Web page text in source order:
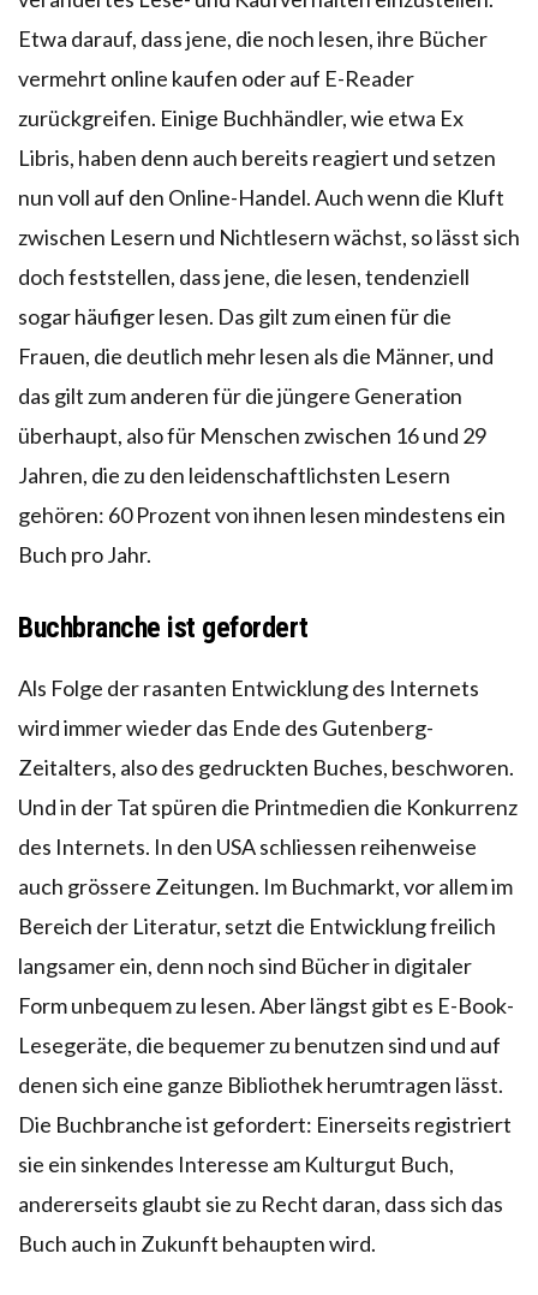
Etwa darauf, dass jene, die noch lesen, ihre Bücher
vermehrt online kaufen oder auf E-Reader
zurückgreifen. Einige Buchhändler, wie etwa Ex
Libris, haben denn auch bereits reagiert und setzen
nun voll auf den Online-Handel. Auch wenn die Kluft
zwischen Lesern und Nichtlesern wächst, so lässt sich
doch feststellen, dass jene, die lesen, tendenziell
sogar häufiger lesen. Das gilt zum einen für die
Frauen, die deutlich mehr lesen als die Männer, und
das gilt zum anderen für die jüngere Generation
überhaupt, also für Menschen zwischen 16 und 29
Jahren, die zu den leidenschaftlichsten Lesern
gehören: 60 Prozent von ihnen lesen mindestens ein
Buch pro Jahr.
Buchbranche ist gefordert
Als Folge der rasanten Entwicklung des Internets
wird immer wieder das Ende des Gutenberg-
Zeitalters, also des gedruckten Buches, beschworen.
Und in der Tat spüren die Printmedien die Konkurrenz
des Internets. In den USA schliessen reihenweise
auch grössere Zeitungen. Im Buchmarkt, vor allem im
Bereich der Literatur, setzt die Entwicklung freilich
langsamer ein, denn noch sind Bücher in digitaler
Form unbequem zu lesen. Aber längst gibt es E-Book-
Lesegeräte, die bequemer zu benutzen sind und auf
denen sich eine ganze Bibliothek herumtragen lässt.
Die Buchbranche ist gefordert: Einerseits registriert
sie ein sinkendes Interesse am Kulturgut Buch,
andererseits glaubt sie zu Recht daran, dass sich das
Buch auch in Zukunft behaupten wird.